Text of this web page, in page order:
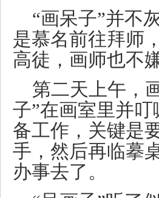
“画呆子”并不
是慕名前往拜师
高徒，画师也不
第二天上午，
子”在画室里并
备工作，关键是
手，然后再临摹
办事去了。